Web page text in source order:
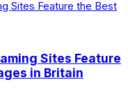
Sites Feature
in Britain